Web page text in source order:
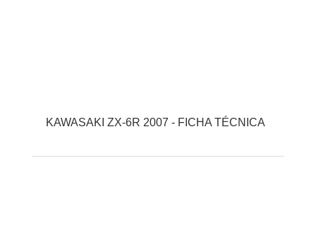
KAWASAKI ZX-6R 2007 - FICHA TÉCNICA